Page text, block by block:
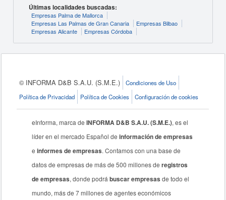
Últimas localidades buscadas:
Empresas Palma de Mallorca
Empresas Las Palmas de Gran Canaria
Empresas Bilbao
Empresas Alicante
Empresas Córdoba
© INFORMA D&B S.A.U. (S.M.E.)
Condiciones de Uso
Política de Privacidad
Política de Cookies Configuración de cookies
eInforma, marca deINFORMA D&B S.A.U. (S.M.E.), es el
líder en el mercado Español deinformación de empresas
einformes de empresas. Contamos con una base de
datos de empresas de más de 500 millones deregistros
de empresas, donde podrábuscar empresas de todo el
mundo, más de 7 millones de agentes económicos